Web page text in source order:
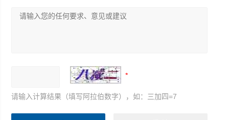
请输入计算结果（填写阿拉伯数字），如：三加四=7